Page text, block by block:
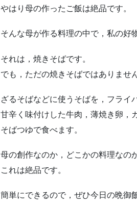
やはり母の作ったご飯は絶品です。
そんな母が作る料理の中で，私の好
それは，焼きそばです。
でも，ただの焼きそばではありません
ざるそばなどに使うそばを，フライ
甘辛く味付けした牛肉，薄焼き卵，
そばつゆで食べます。
母の創作なのか，どこかの料理なの
これは絶品です。
簡単にできるので，ぜひ今日の晩御